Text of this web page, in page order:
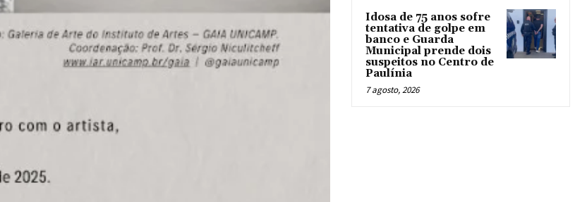
Idosa de 75 anos sofre
tentativa de golpe em
banco e Guarda
Municipal prende dois
suspeitos no Centro de
Paulínia
7 agosto, 2026